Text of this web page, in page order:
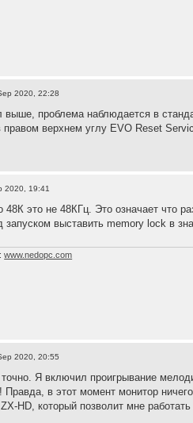
2020, 22:28
выше, проблема наблюдается в
верхнем углу EVO Reset
2020, 19:41
это не 48КГц. Это означает что
выставить memory lock в
www.nedopc.com
2020, 20:55
Я включил проигрывание
Правда, в этот момент монитор
HD, который позволит мне